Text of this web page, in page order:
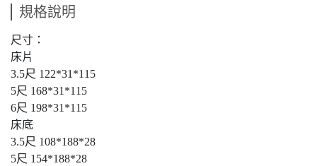
規格說明
尺寸：
床片
3.5尺 122*31*115
5尺 168*31*115
6尺 198*31*115
床底
3.5尺 108*188*28
5尺 154*188*28